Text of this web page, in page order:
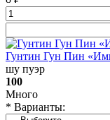
Гунтин Гун Пин
шу пуэр
100
Много
* Варианты: